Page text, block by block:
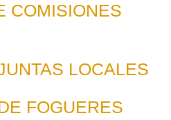
COMISIONES
LOCALES
FOGUERES